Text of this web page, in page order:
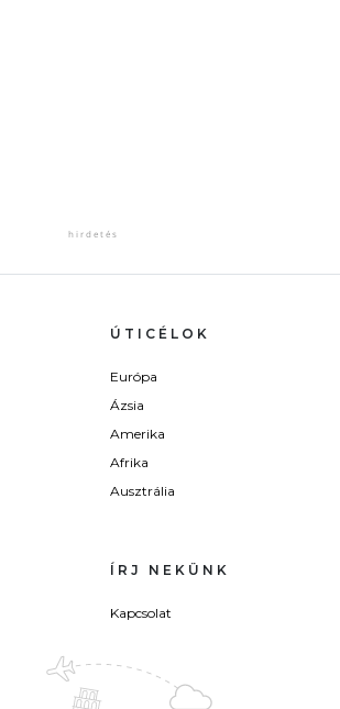
ÚTICÉLOK
Európa
Ázsia
Amerika
Afrika
Ausztrália
ÍRJ NEKÜNK
Kapcsolat